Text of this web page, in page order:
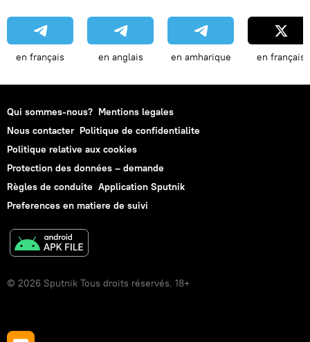
en français en anglais en amharique en français
Qui sommes-nous? Mentions legales
Nous contacter Politique de confidentialite
Politique relative aux cookies
Protection des données – demande
Règles de conduite Application Sputnik
Preferences en matiere de suivi
© 2026 Sputnik Tous droits réservés. 18+